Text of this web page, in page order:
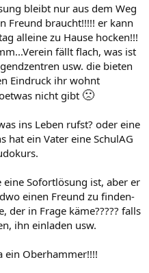
bleibt nur aus dem Weg
Freund braucht!!!!! er kann
alleine zu Hause hocken!!!
fällt flach, was ist
usw. die bieten
Eindruck ihr wohnt
nicht gibt 🙁
ins Leben rufst? oder eine
hat ein Vater eine SchulAG
Sofortlösung ist, aber er
einen Freund zu finden-
der in Frage käme????? falls
ihn einladen usw.
ein Oberhammer!!!!